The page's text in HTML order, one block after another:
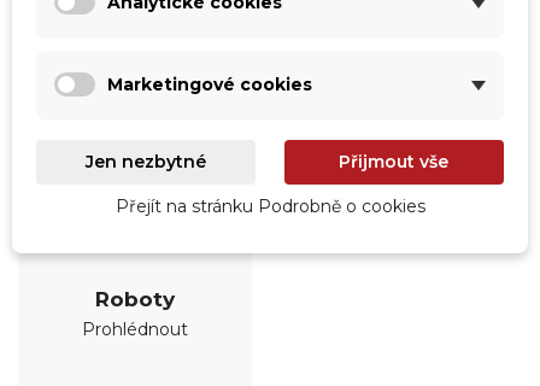
Roboty
Prohlédnout
Marketingové cookies
Jen nezbytné Přijmout vše
Přejít na stránku Podrobně o cookies